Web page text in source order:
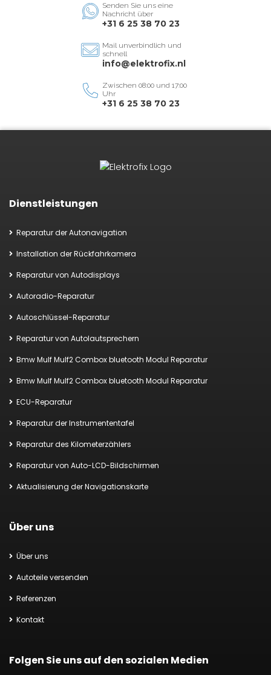
Senden Sie uns eine
Nachricht über
+31 6 25 38 70 23
Mail unverbindlich und
schnell
info@elektrofix.nl
Zwischen 08:00 und 17:00
Uhr
+31 6 25 38 70 23
Dienstleistungen
Reparatur der Autonavigation
Installation der Rückfahrkamera
Reparatur von Autodisplays
Autoradio-Reparatur
Autoschlüssel-Reparatur
Reparatur von Autolautsprechern
Bmw Mulf Mulf2 Combox bluetooth Modul Reparatur
Bmw Mulf Mulf2 Combox bluetooth Modul Reparatur
ECU-Reparatur
Reparatur der Instrumententafel
Reparatur des Kilometerzählers
Reparatur von Auto-LCD-Bildschirmen
Aktualisierung der Navigationskarte
Über uns
Über uns
Autoteile versenden
Referenzen
Kontakt
Folgen Sie uns auf den sozialen Medien